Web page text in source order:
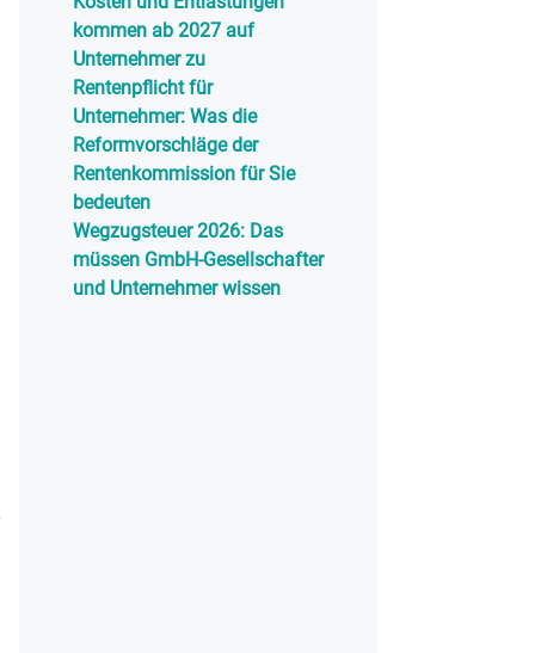
kommen ab 2027 auf
Unternehmer zu
Rentenpflicht für
Unternehmer: Was die
Reformvorschläge der
Rentenkommission für Sie
bedeuten
Wegzugsteuer 2026: Das
müssen GmbH-Gesellschafter
und Unternehmer wissen